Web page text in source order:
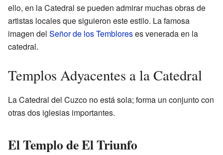
ello, en la Catedral se pueden admirar muchas obras de
artistas locales que siguieron este estilo. La famosa
imagen del Señor de los Tembloreses venerada en la
catedral.
Templos Adyacentes a la Catedral
La Catedral del Cuzco no está sola; forma un conjunto con
otras dos iglesias importantes.
El Templo de El Triunfo